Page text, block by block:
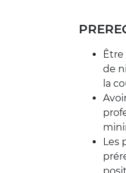
Être
de
la
Les